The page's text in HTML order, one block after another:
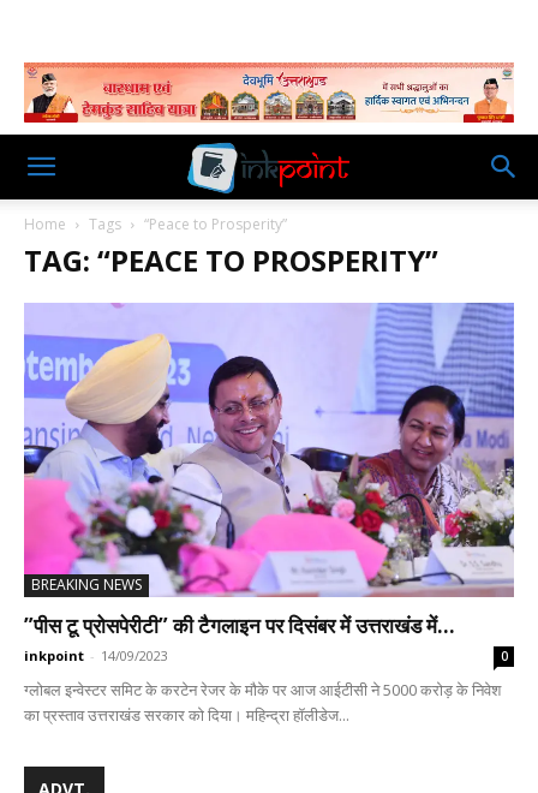
Home Tags “Peace to Prosperity”
TAG: “PEACE TO PROSPERITY”
BREAKING NEWS
”पीस टू प्रोसपेरीटी” की टैगलाइन पर दिसंबर में उत्तराखंड में...
inkpoint - 14/09/2023 0
ग्लोबल इन्वेस्टर समिट के करटेन रेजर के मौके पर आज आईटीसी ने 5000 करोड़ के निवेश
का प्रस्ताव उत्तराखंड सरकार को दिया। महिन्द्रा हॉलीडेज...